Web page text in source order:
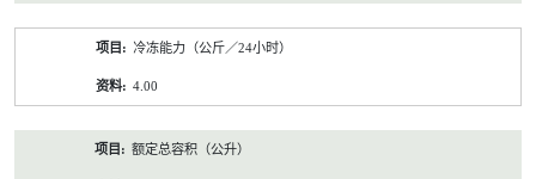
冷冻能力（公斤／24小时）
4.00
额定总容积（公升）